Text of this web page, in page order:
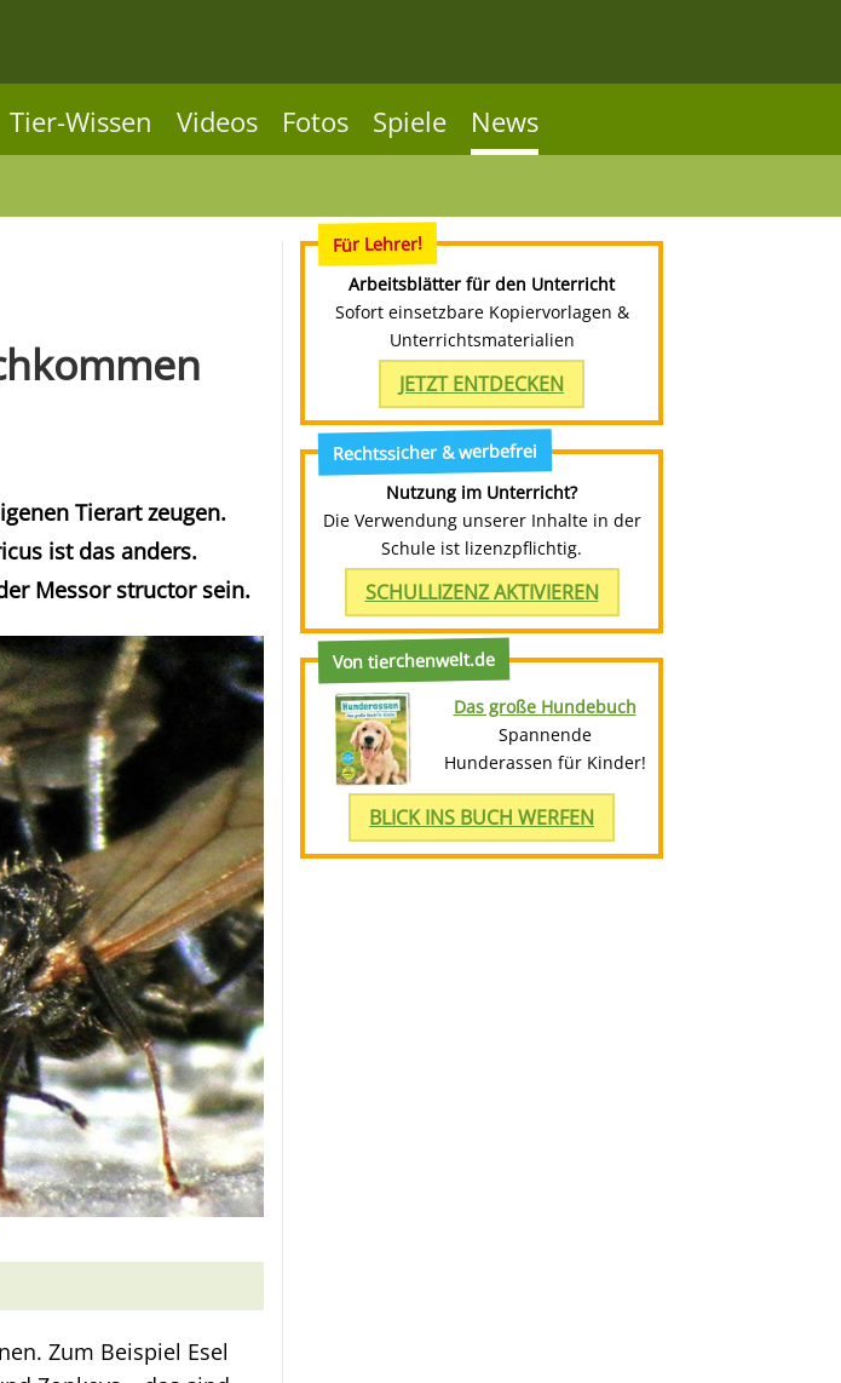
Tier-Wissen Videos Fotos Spiele News
Tierart zeugen.
ist das anders.
Messor structor sein.
Zum Beispiel Esel
Für Lehrer!
Arbeitsblätter für den Unterricht
Sofort einsetzbare Kopiervorlagen &
Unterrichtsmaterialien
JETZT ENTDECKEN
Rechtssicher & werbefrei
Nutzung im Unterricht?
Die Verwendung unserer Inhalte in der
Schule ist lizenzpflichtig.
SCHULLIZENZ AKTIVIEREN
Von tierchenwelt.de
Das große Hundebuch
Spannende
Hunderassen für Kinder!
BLICK INS BUCH WERFEN